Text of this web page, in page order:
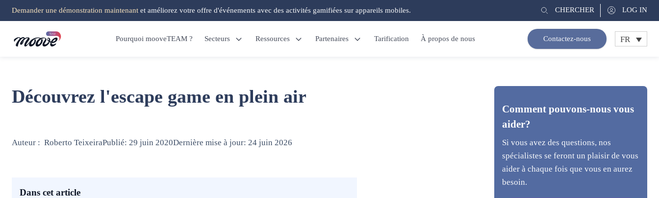
Demander une démonstration maintenant et améliorez votre offre d'événements avec des activités gamifiées sur appareils mobiles. CHERCHER LOG IN
Pourquoi mooveTEAM ? Secteurs Ressources Partenaires Tarification À propos de nous Contactez-nous FR
Découvrez l'escape game en plein air
Auteur : Roberto TeixeiraPublié: 29 juin 2020Dernière mise à jour: 24 juin 2026
Dans cet article
Comment pouvons-nous vous
aider?
Si vous avez des questions, nos
spécialistes se feront un plaisir de vous
aider à chaque fois que vous en aurez
besoin.